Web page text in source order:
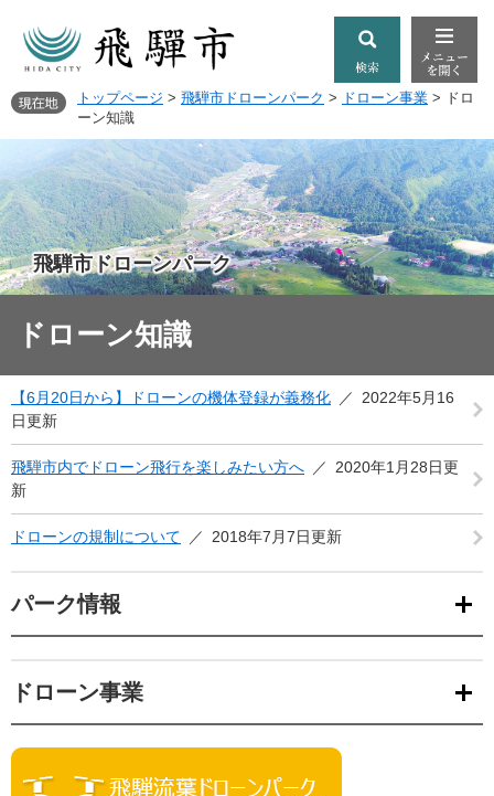
トップページ > 飛騨市ドローンパーク > ドローン事業 > ドロ
ーン知識
飛騨市ドローンパーク
パーク情報
ドローン事業
ドローン知識
【6月20日から】ドローンの機体登録が義務化
2022年5月16
日更新
飛騨市内でドローン飛行を楽しみたい方へ
2020年1月28日更
新
ドローンの規制について 2018年7月7日更新